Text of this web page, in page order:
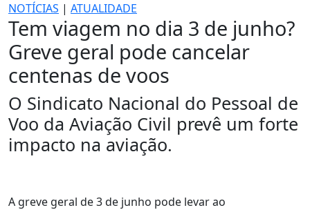
NOTÍCIAS | ATUALIDADE
Tem viagem no dia 3 de junho?
Greve geral pode cancelar
centenas de voos
O Sindicato Nacional do Pessoal de
Voo da Aviação Civil prevê um forte
impacto na aviação.
A greve geral de 3 de junho pode levar ao